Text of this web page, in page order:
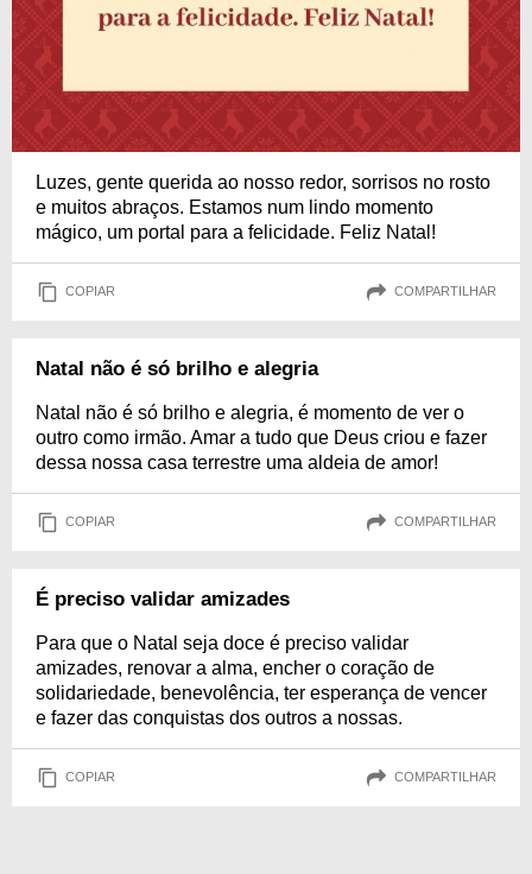
Luzes, gente querida ao nosso redor, sorrisos no rosto
e muitos abraços. Estamos num lindo momento
mágico, um portal para a felicidade. Feliz Natal!
COPIAR COMPARTILHAR
Natal não é só brilho e alegria
Natal não é só brilho e alegria, é momento de ver o
outro como irmão. Amar a tudo que Deus criou e fazer
dessa nossa casa terrestre uma aldeia de amor!
COPIAR COMPARTILHAR
É preciso validar amizades
Para que o Natal seja doce é preciso validar
amizades, renovar a alma, encher o coração de
solidariedade, benevolência, ter esperança de vencer
e fazer das conquistas dos outros a nossas.
COPIAR COMPARTILHAR